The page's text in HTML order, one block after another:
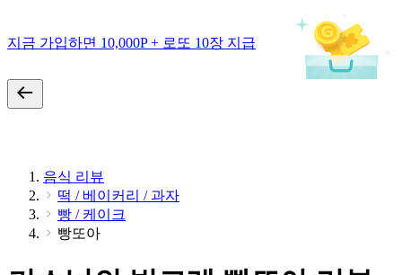
지금 가입하면 10,000P + 로또 10장 지급
음식 리뷰
떡 / 베이커리 / 과자
빵 / 케이크
빵또아